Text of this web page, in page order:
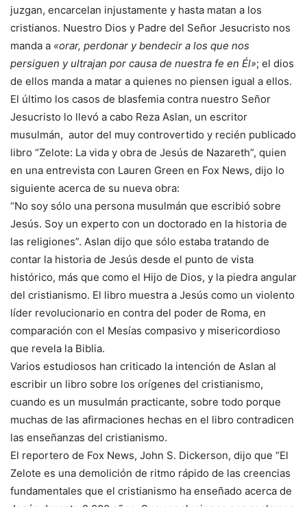
juzgan, encarcelan injustamente y hasta matan a los
cristianos. Nuestro Dios y Padre del Señor Jesucristo nos
manda a «orar, perdonar y bendecir a los que nos
persiguen y ultrajan por causa de nuestra fe en Él»; el dios
de ellos manda a matar a quienes no piensen igual a ellos.
El último los casos de blasfemia contra nuestro Señor
Jesucristo lo llevó a cabo Reza Aslan, un escritor
musulmán, autor del muy controvertido y recién publicado
libro “Zelote: La vida y obra de Jesús de Nazareth”, quien
en una entrevista con Lauren Green en Fox News, dijo lo
siguiente acerca de su nueva obra:
“No soy sólo una persona musulmán que escribió sobre
Jesús. Soy un experto con un doctorado en la historia de
las religiones”. Aslan dijo que sólo estaba tratando de
contar la historia de Jesús desde el punto de vista
histórico, más que como el Hijo de Dios, y la piedra angular
del cristianismo. El libro muestra a Jesús como un violento
líder revolucionario en contra del poder de Roma, en
comparación con el Mesías compasivo y misericordioso
que revela la Biblia.
Varios estudiosos han criticado la intención de Aslan al
escribir un libro sobre los orígenes del cristianismo,
cuando es un musulmán practicante, sobre todo porque
muchas de las afirmaciones hechas en el libro contradicen
las enseñanzas del cristianismo.
El reportero de Fox News, John S. Dickerson, dijo que “El
Zelote es una demolición de ritmo rápido de las creencias
fundamentales que el cristianismo ha enseñado acerca de